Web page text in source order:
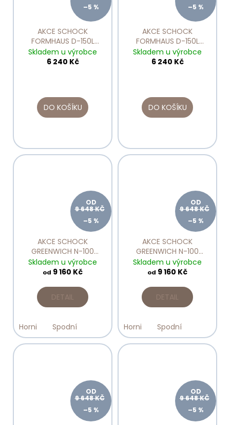
–5 %
AKCE SCHOCK
FORMHAUS D-150L
Nero
Skladem u výrobce
6 240 Kč
DO KOŠÍKU
–5 %
AKCE SCHOCK
FORMHAUS D-150L
Onyx
Skladem u výrobce
6 240 Kč
DO KOŠÍKU
OD
9 648 KČ
–5 %
AKCE SCHOCK
GREENWICH N-100
Berry
Skladem u výrobce
od 9 160 Kč
DETAIL
Horni Spodní
OD
9 648 KČ
–5 %
AKCE SCHOCK
GREENWICH N-100
Bronze
Skladem u výrobce
od 9 160 Kč
DETAIL
Horni Spodní
OD
9 648 KČ
–5 %
OD
9 648 KČ
–5 %